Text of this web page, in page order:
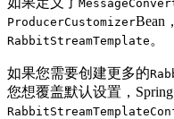
ProducerCustomizerBean
RabbitStreamTemplate 。
如果您需要创建更多的
您想覆盖默认设置，